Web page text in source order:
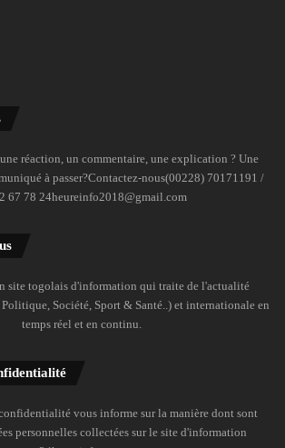
réaction, un commentaire, une explication ? Une
à passer?Contactez-nous(00228) 70171191 /
67 78 24heureinfo2018@gmail.com
site togolais d'information qui traite de l'actualité
Société, Sport & Santé..) et internationale en
temps réel et en continu.
vous informe sur la manière dont sont
personnelles collectées sur le site d'information